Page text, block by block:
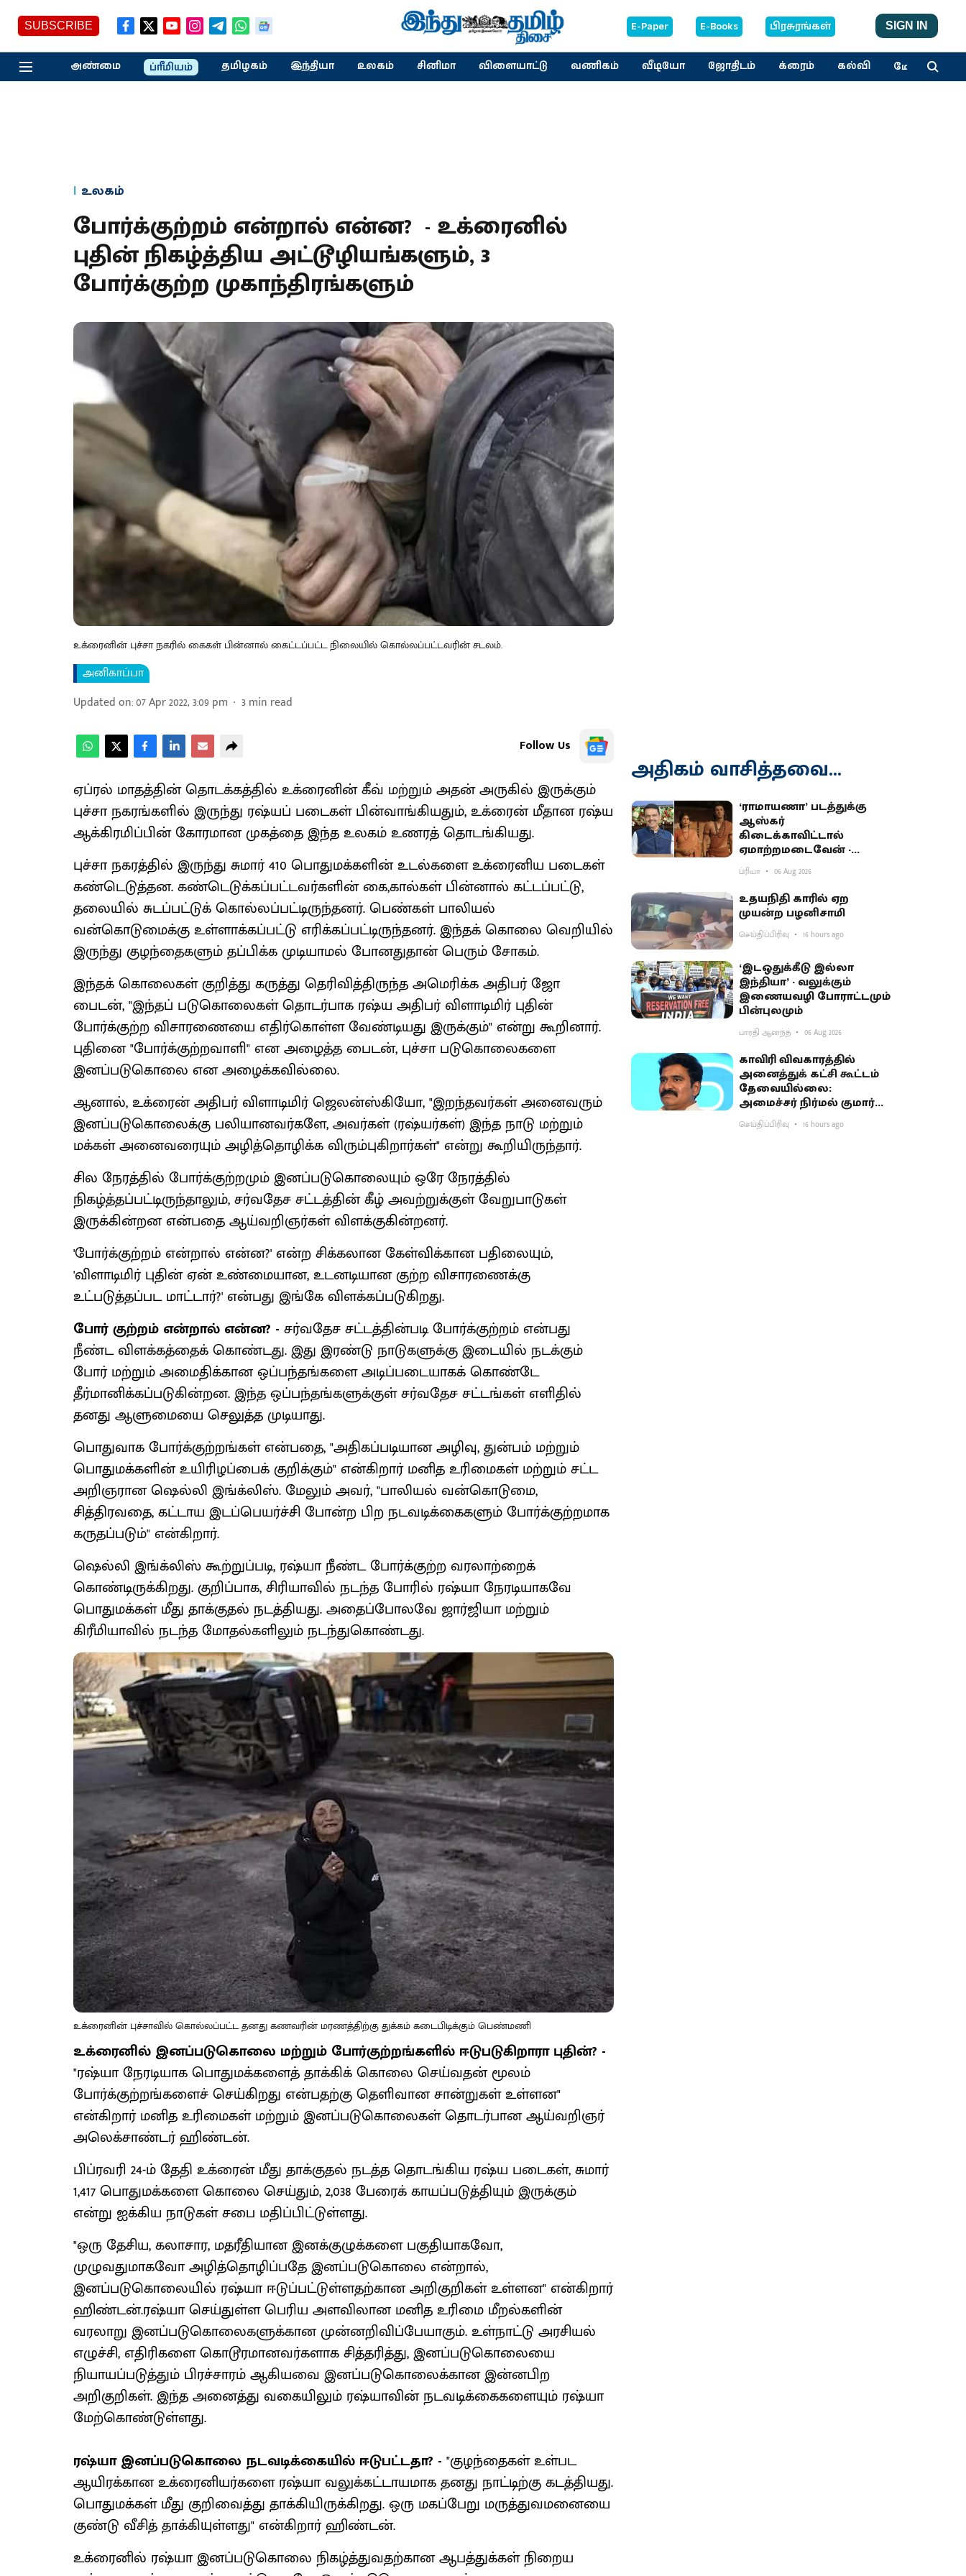
SUBSCRIBE E-Paper E-Books பிரசுரங்கள் SIGN IN
அண்மை ப்ரீமியம் தமிழகம் இந்தியா உலகம் சினிமா விளையாட்டு வணிகம் வீடியோ ஜோதிடம் க்ரைம் கல்வி மேலும்
உலகம்
போர்க்குற்றம் என்றால் என்ன? - உக்ரைனில்
புதின் நிகழ்த்திய அட்டூழியங்களும், 3
போர்க்குற்ற முகாந்திரங்களும்
உக்ரைனின் புச்சா நகரில் கைகள் பின்னால் கைட்டப்பட்ட நிலையில் கொல்லப்பட்டவரின் சடலம்.
அனிகாப்பா
Updated on:07 Apr 2022, 3:09 pm 3min read
Follow Us
ஏப்ரல் மாதத்தின் தொடக்கத்தில் உக்ரைனின் கீவ் மற்றும் அதன் அருகில் இருக்கும்
புச்சா நகரங்களில் இருந்து ரஷ்யப் படைகள் பின்வாங்கியதும், உக்ரைன் மீதான ரஷ்ய
ஆக்கிரமிப்பின் கோரமான முகத்தை இந்த உலகம் உணரத் தொடங்கியது.
புச்சா நகரத்தில் இருந்து சுமார் 410 பொதுமக்களின் உடல்களை உக்ரைனிய படைகள்
கண்டெடுத்தன. கண்டெடுக்கப்பட்டவர்களின் கை,கால்கள் பின்னால் கட்டப்பட்டு,
தலையில் சுடப்பட்டுக் கொல்லப்பட்டிருந்தனர். பெண்கள் பாலியல்
வன்கொடுமைக்கு உள்ளாக்கப்பட்டு எரிக்கப்பட்டிருந்தனர். இந்தக் கொலை வெறியில்
இருந்து குழந்தைகளும் தப்பிக்க முடியாமல் போனதுதான் பெரும் சோகம்.
இந்தக் கொலைகள் குறித்து கருத்து தெரிவித்திருந்த அமெரிக்க அதிபர் ஜோ
பைடன், "இந்தப் படுகொலைகள் தொடர்பாக ரஷ்ய அதிபர் விளாடிமிர் புதின்
போர்க்குற்ற விசாரணையை எதிர்கொள்ள வேண்டியது இருக்கும்" என்று கூறினார்.
புதினை "போர்க்குற்றவாளி" என அழைத்த பைடன், புச்சா படுகொலைகளை
இனப்படுகொலை என அழைக்கவில்லை.
ஆனால், உக்ரைன் அதிபர் விளாடிமிர் ஜெலன்ஸ்கியோ, "இறந்தவர்கள் அனைவரும்
இனப்படுகொலைக்கு பலியானவர்களே, அவர்கள் (ரஷ்யர்கள்) இந்த நாடு மற்றும்
மக்கள் அனைவரையும் அழித்தொழிக்க விரும்புகிறார்கள்" என்று கூறியிருந்தார்.
சில நேரத்தில் போர்க்குற்றமும் இனப்படுகொலையும் ஒரே நேரத்தில்
நிகழ்த்தப்பட்டிருந்தாலும், சர்வதேச சட்டத்தின் கீழ் அவற்றுக்குள் வேறுபாடுகள்
இருக்கின்றன என்பதை ஆய்வறிஞர்கள் விளக்குகின்றனர்.
'போர்க்குற்றம் என்றால் என்ன?' என்ற சிக்கலான கேள்விக்கான பதிலையும்,
'விளாடிமிர் புதின் ஏன் உண்மையான, உடனடியான குற்ற விசாரணைக்கு
உட்படுத்தப்பட மாட்டார்?' என்பது இங்கே விளக்கப்படுகிறது.
போர் குற்றம் என்றால் என்ன? - சர்வதேச சட்டத்தின்படி போர்க்குற்றம் என்பது
நீண்ட விளக்கத்தைக் கொண்டது. இது இரண்டு நாடுகளுக்கு இடையில் நடக்கும்
போர் மற்றும் அமைதிக்கான ஒப்பந்தங்களை அடிப்படையாகக் கொண்டே
தீர்மானிக்கப்படுகின்றன. இந்த ஒப்பந்தங்களுக்குள் சர்வதேச சட்டங்கள் எளிதில்
தனது ஆளுமையை செலுத்த முடியாது.
பொதுவாக போர்க்குற்றங்கள் என்பதை, "அதிகப்படியான அழிவு, துன்பம் மற்றும்
பொதுமக்களின் உயிரிழப்பைக் குறிக்கும்" என்கிறார் மனித உரிமைகள் மற்றும் சட்ட
அறிஞரான ஷெல்லி இங்க்லிஸ். மேலும் அவர், "பாலியல் வன்கொடுமை,
சித்திரவதை, கட்டாய இடப்பெயர்ச்சி போன்ற பிற நடவடிக்கைகளும் போர்க்குற்றமாக
கருதப்படும்" என்கிறார்.
ஷெல்லி இங்க்லிஸ் கூற்றுப்படி, ரஷ்யா நீண்ட போர்க்குற்ற வரலாற்றைக்
கொண்டிருக்கிறது. குறிப்பாக, சிரியாவில் நடந்த போரில் ரஷ்யா நேரடியாகவே
பொதுமக்கள் மீது தாக்குதல் நடத்தியது. அதைப்போலவே ஜார்ஜியா மற்றும்
கிரீமியாவில் நடந்த மோதல்களிலும் நடந்துகொண்டது.
உக்ரைனின் புச்சாவில் கொல்லப்பட்ட தனது கணவரின் மரணத்திற்கு துக்கம் கடைபிடிக்கும் பெண்மணி
உக்ரைனில் இனப்படுகொலை மற்றும் போர்குற்றங்களில் ஈடுபடுகிறாரா புதின்? -
"ரஷ்யா நேரடியாக பொதுமக்களைத் தாக்கிக் கொலை செய்வதன் மூலம்
போர்க்குற்றங்களைச் செய்கிறது என்பதற்கு தெளிவான சான்றுகள் உள்ளன"
என்கிறார் மனித உரிமைகள் மற்றும் இனப்படுகொலைகள் தொடர்பான ஆய்வறிஞர்
அலெக்சாண்டர் ஹிண்டன்.
பிப்ரவரி 24-ம் தேதி உக்ரைன் மீது தாக்குதல் நடத்த தொடங்கிய ரஷ்ய படைகள், சுமார்
1,417 பொதுமக்களை கொலை செய்தும், 2,038 பேரைக் காயப்படுத்தியும் இருக்கும்
என்று ஐக்கிய நாடுகள் சபை மதிப்பிட்டுள்ளது.
"ஒரு தேசிய, கலாசார, மதரீதியான இனக்குழுக்களை பகுதியாகவோ,
முழுவதுமாகவோ அழித்தொழிப்பதே இனப்படுகொலை என்றால்,
இனப்படுகொலையில் ரஷ்யா ஈடுப்பட்டுள்ளதற்கான அறிகுறிகள் உள்ளன" என்கிறார்
ஹிண்டன்.ரஷ்யா செய்துள்ள பெரிய அளவிலான மனித உரிமை மீறல்களின்
வரலாறு இனப்படுகொலைகளுக்கான முன்னறிவிப்பேயாகும். உள்நாட்டு அரசியல்
எழுச்சி, எதிரிகளை கொடூரமானவர்களாக சித்தரித்து, இனப்படுகொலையை
நியாயப்படுத்தும் பிரச்சாரம் ஆகியவை இனப்படுகொலைக்கான இன்னபிற
அறிகுறிகள். இந்த அனைத்து வகையிலும் ரஷ்யாவின் நடவடிக்கைகளையும் ரஷ்யா
மேற்கொண்டுள்ளது.
ரஷ்யா இனப்படுகொலை நடவடிக்கையில் ஈடுபட்டதா? - "குழந்தைகள் உள்பட
ஆயிரக்கான உக்ரைனியர்களை ரஷ்யா வலுக்கட்டாயமாக தனது நாட்டிற்கு கடத்தியது.
பொதுமக்கள் மீது குறிவைத்து தாக்கியிருக்கிறது. ஒரு மகப்பேறு மருத்துவமனையை
குண்டு வீசித் தாக்கியுள்ளது" என்கிறார் ஹிண்டன்.
உக்ரைனில் ரஷ்யா இனப்படுகொலை நிகழ்த்துவதற்கான ஆபத்துக்கள் நிறைய
அதிகம் வாசித்தவை...
‘ராமாயணா’ படத்துக்கு
ஆஸ்கர்
கிடைக்காவிட்டால்
ஏமாற்றமடைவேன் -
மகாராஷ்டிர முதல்வர்
பகிர்வு
ப்ரியா 06 Aug 2026
உதயநிதி காரில் ஏற
முயன்ற பழனிசாமி
செய்திப்பிரிவு 16 hours ago
‘இடஒதுக்கீடு இல்லா
இந்தியா’ - வலுக்கும்
இணையவழி போராட்டமும்
பின்புலமும்
பாரதி ஆனந்த் 06 Aug 2026
காவிரி விவகாரத்தில்
அனைத்துக் கட்சி கூட்டம்
தேவையில்லை:
அமைச்சர் நிர்மல் குமார்
விளக்கம்
செய்திப்பிரிவு 16 hours ago